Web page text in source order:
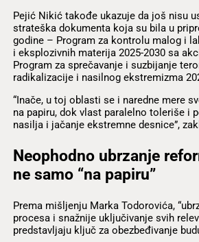
Pejić Nikić takođe ukazuje da još nisu
strateška dokumenta koja su bila u
godine – Program za kontrolu malog i
i eksplozivnih materija 2025-2030 sa
Program za sprečavanje i suzbijanje
radikalizacije i nasilnog ekstremizma
“Inače, u toj oblasti se i naredne mere
na papiru, dok vlast paralelno toleriše i
nasilja i jačanje ekstremne desnice”,
Neophodno ubrzanje
ne samo “na papiru”
Prema mišljenju Marka Todorovića,
procesa i snažnije uključivanje svih
predstavljaju ključ za obezbeđivanje